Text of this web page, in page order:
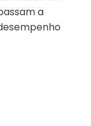
a